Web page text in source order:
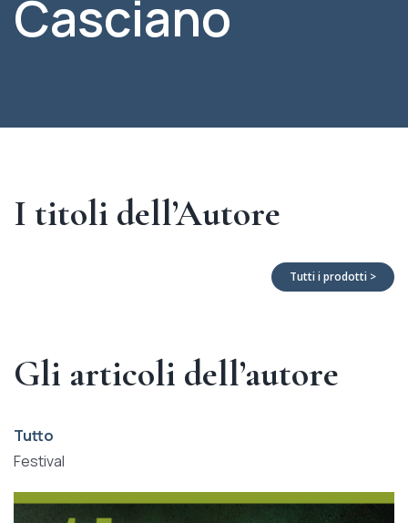
Casciano
I titoli dell’Autore
Tutti i prodotti >
Gli articoli dell’autore
Tutto
Festival